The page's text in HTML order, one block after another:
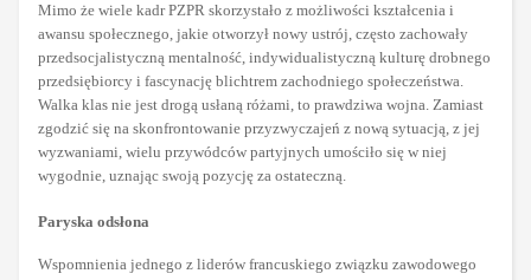
Mimo że wiele kadr PZPR skorzystało z możliwości kształcenia i
awansu społecznego, jakie otworzył nowy ustrój, często zachowały
przedsocjalistyczną mentalność, indywidualistyczną kulturę drobnego
przedsiębiorcy i fascynację blichtrem zachodniego społeczeństwa.
Walka klas nie jest drogą usłaną różami, to prawdziwa wojna. Zamiast
zgodzić się na skonfrontowanie przyzwyczajeń z nową sytuacją, z jej
wyzwaniami, wielu przywódców partyjnych umościło się w niej
wygodnie, uznając swoją pozycję za ostateczną.
Paryska odsłona
Wspomnienia jednego z liderów francuskiego związku zawodowego